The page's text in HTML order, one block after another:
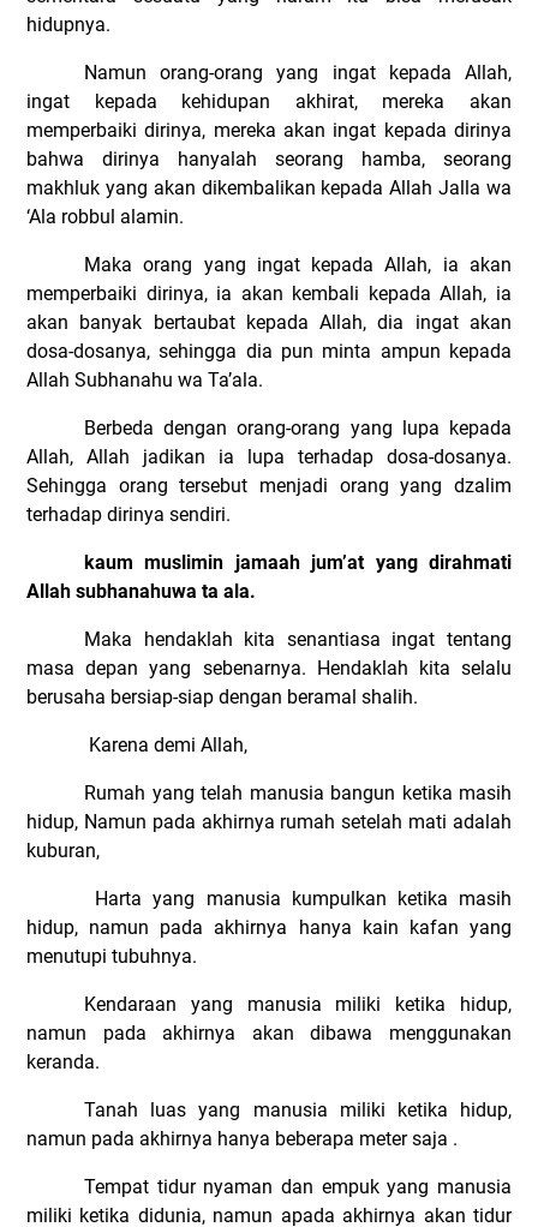
hidupnya.
Namun orang-orang yang ingat kepada Allah,
ingat kepada kehidupan akhirat, mereka akan
memperbaiki dirinya, mereka akan ingat kepada dirinya
bahwa dirinya hanyalah seorang hamba, seorang
makhluk yang akan dikembalikan kepada Allah Jalla wa
‘Ala robbul alamin.
Maka orang yang ingat kepada Allah, ia akan
memperbaiki dirinya, ia akan kembali kepada Allah, ia
akan banyak bertaubat kepada Allah, dia ingat akan
dosa-dosanya, sehingga dia pun minta ampun kepada
Allah Subhanahu wa Ta’ala.
Berbeda dengan orang-orang yang lupa kepada
Allah, Allah jadikan ia lupa terhadap dosa-dosanya.
Sehingga orang tersebut menjadi orang yang dzalim
terhadap dirinya sendiri.
kaum muslimin jamaah jum’at yang dirahmati
Allah subhanahuwa ta ala.
Maka hendaklah kita senantiasa ingat tentang
masa depan yang sebenarnya. Hendaklah kita selalu
berusaha bersiap-siap dengan beramal shalih.
Karena demi Allah,
Rumah yang telah manusia bangun ketika masih
hidup, Namun pada akhirnya rumah setelah mati adalah
kuburan,
Harta yang manusia kumpulkan ketika masih
hidup, namun pada akhirnya hanya kain kafan yang
menutupi tubuhnya.
Kendaraan yang manusia miliki ketika hidup,
namun pada akhirnya akan dibawa menggunakan
keranda.
Tanah luas yang manusia miliki ketika hidup,
namun pada akhirnya hanya beberapa meter saja .
Tempat tidur nyaman dan empuk yang manusia
miliki ketika didunia, namun apada akhirnya akan tidur